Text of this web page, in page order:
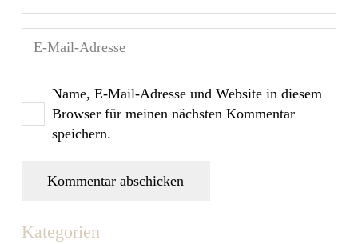
Name, E-Mail-Adresse und Website in diesem
Browser für meinen nächsten Kommentar
speichern.
Kommentar abschicken
Kategorien